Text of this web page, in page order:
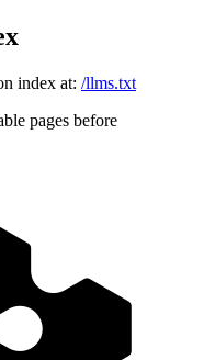
index at: /llms.txt
pages before